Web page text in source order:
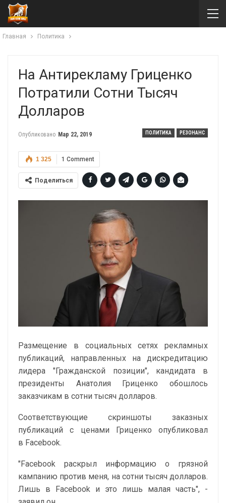
Главная Политика
На Антирекламу Гриценко
Потратили Сотни Тысяч
Долларов
ПОЛИТИКА РЕЗОНАНС
Опубликовано Мар 22, 2019
1 Comment
1 325
Поделиться
Размещение в социальных сетях рекламных
публикаций, направленных на дискредитацию
лидера "Гражданской позиции", кандидата в
президенты Анатолия Гриценко обошлось
заказчикам в сотни тысяч долларов.
Соответствующие скриншоты заказных
публикаций с ценами Гриценко опубликовал
в Facebook.
"Facebook раскрыл информацию о грязной
кампанию против меня, на сотни тысяч долларов.
Лишь в Facebook и это лишь малая часть", -